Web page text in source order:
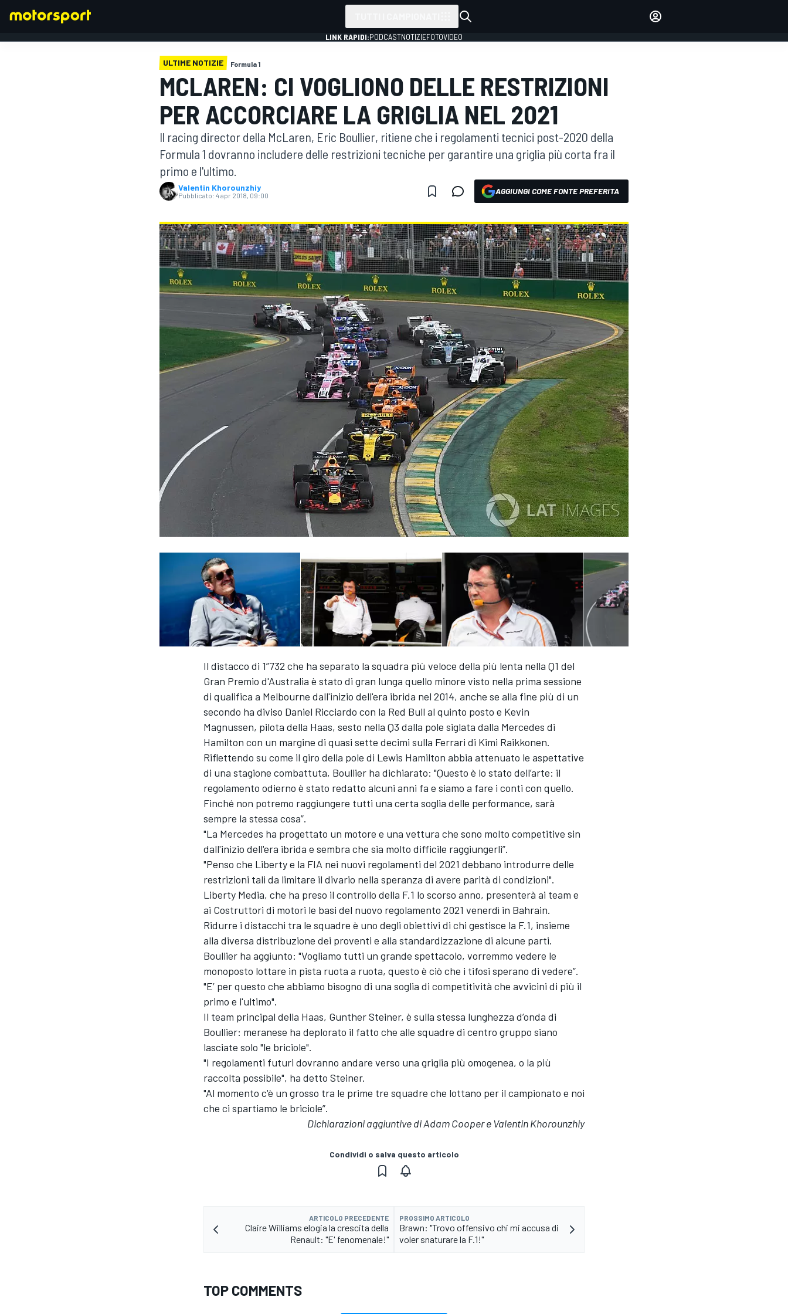
WEC
ACCEDI
LINK RAPIDI:PODCASTNOTIZIEFOTOVIDEO
ULTIME NOTIZIE Formula 1
MCLAREN: CI VOGLIONO DELLE RESTRIZIONI
PER ACCORCIARE LA GRIGLIA NEL 2021
Il racing director della McLaren, Eric Boullier, ritiene che i regolamenti tecnici post-2020 della
Formula 1 dovranno includere delle restrizioni tecniche per garantire una griglia più corta fra il
primo e l'ultimo.
Valentin Khorounzhiy
Pubblicato: 4 apr 2018, 09:00 AGGIUNGI COME FONTE PREFERITA
Il distacco di 1”732 che ha separato la squadra più veloce della più lenta nella Q1 del
Gran Premio d'Australia è stato di gran lunga quello minore visto nella prima sessione
di qualifica a Melbourne dall'inizio dell'era ibrida nel 2014, anche se alla fine più di un
secondo ha diviso Daniel Ricciardo con la Red Bull al quinto posto e Kevin
Magnussen, pilota della Haas, sesto nella Q3 dalla pole siglata dalla Mercedes di
Hamilton con un margine di quasi sette decimi sulla Ferrari di Kimi Raikkonen.
Riflettendo su come il giro della pole di Lewis Hamilton abbia attenuato le aspettative
di una stagione combattuta, Boullier ha dichiarato: "Questo è lo stato dell’arte: il
regolamento odierno è stato redatto alcuni anni fa e siamo a fare i conti con quello.
Finché non potremo raggiungere tutti una certa soglia delle performance, sarà
sempre la stessa cosa”.
"La Mercedes ha progettato un motore e una vettura che sono molto competitive sin
dall'inizio dell'era ibrida e sembra che sia molto difficile raggiungerli”.
"Penso che Liberty e la FIA nei nuovi regolamenti del 2021 debbano introdurre delle
restrizioni tali da limitare il divario nella speranza di avere parità di condizioni".
Liberty Media, che ha preso il controllo della F.1 lo scorso anno, presenterà ai team e
ai Costruttori di motori le basi del nuovo regolamento 2021 venerdì in Bahrain.
Ridurre i distacchi tra le squadre è uno degli obiettivi di chi gestisce la F.1, insieme
alla diversa distribuzione dei proventi e alla standardizzazione di alcune parti.
Boullier ha aggiunto: "Vogliamo tutti un grande spettacolo, vorremmo vedere le
monoposto lottare in pista ruota a ruota, questo è ciò che i tifosi sperano di vedere”.
"E’ per questo che abbiamo bisogno di una soglia di competitività che avvicini di più il
primo e l'ultimo".
Il team principal della Haas, Gunther Steiner, è sulla stessa lunghezza d’onda di
Boullier: meranese ha deplorato il fatto che alle squadre di centro gruppo siano
lasciate solo "le briciole".
"I regolamenti futuri dovranno andare verso una griglia più omogenea, o la più
raccolta possibile", ha detto Steiner.
"Al momento c'è un grosso tra le prime tre squadre che lottano per il campionato e noi
che ci spartiamo le briciole”.
Dichiarazioni aggiuntive di Adam Cooper e Valentin Khorounzhiy
Condividi o salva questo articolo
ARTICOLO PRECEDENTE
Claire Williams elogia la crescita della
Renault: "E' fenomenale!"
PROSSIMO ARTICOLO
Brawn: "Trovo offensivo chi mi accusa di
voler snaturare la F.1!"
TOP COMMENTS